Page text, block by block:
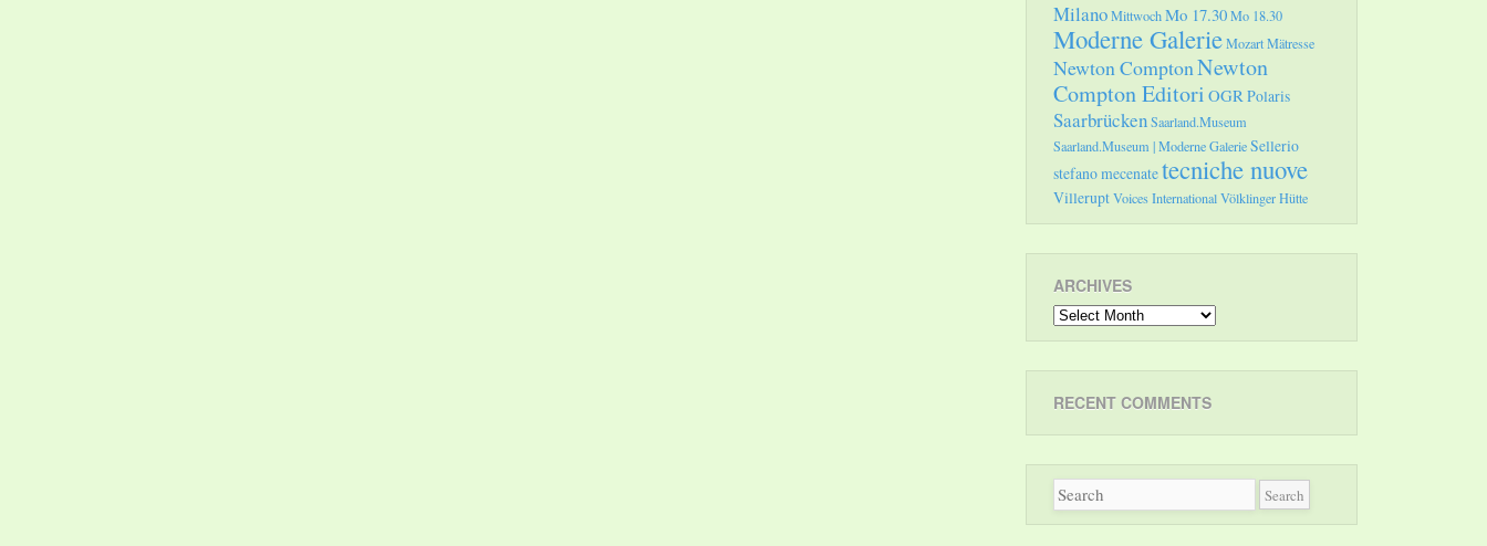
MilanoMittwochMo 17.30Mo 18.30
Moderne GalerieMozartMätresse
Newton ComptonNewton
Compton Editori OGRPolaris
SaarbrückenSaarland.Museum
Saarland.Museum | Moderne GalerieSellerio
stefano mecenatetecniche nuove
VilleruptVoices InternationalVölklinger Hütte
ARCHIVES
Archives
RECENT COMMENTS